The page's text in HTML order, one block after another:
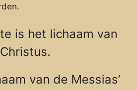
is het lichaam van
Christus.
van de Messias’